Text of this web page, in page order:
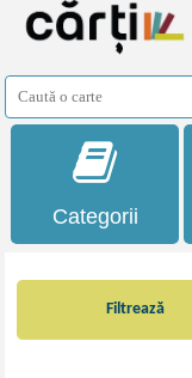
Categorii
Filtrează